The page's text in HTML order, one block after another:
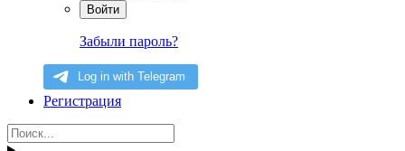
Войти
Забыли пароль?
Регистрация